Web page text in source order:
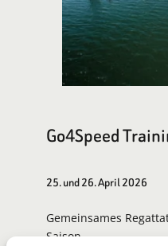
Go4Speed
25. und 26. April 2026
Gemeinsames
Saison.